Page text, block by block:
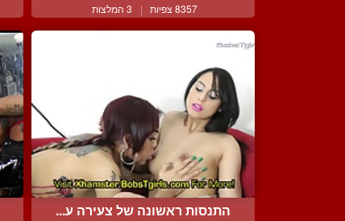
8357 צפיות | 3 המלצות
התנסות ראשונה של צעירה ע...